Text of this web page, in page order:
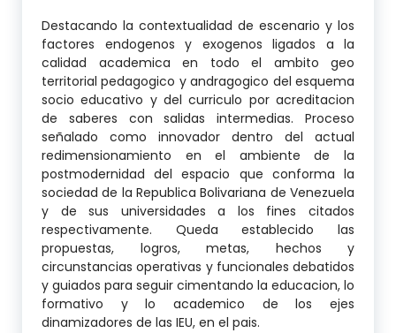
Destacando la contextualidad de escenario y los
factores endogenos y exogenos ligados a la
calidad academica en todo el ambito geo
territorial pedagogico y andragogico del esquema
socio educativo y del curriculo por acreditacion
de saberes con salidas intermedias. Proceso
señalado como innovador dentro del actual
redimensionamiento en el ambiente de la
postmodernidad del espacio que conforma la
sociedad de la Republica Bolivariana de Venezuela
y de sus universidades a los fines citados
respectivamente. Queda establecido las
propuestas, logros, metas, hechos y
circunstancias operativas y funcionales debatidos
y guiados para seguir cimentando la educacion, lo
formativo y lo academico de los ejes
dinamizadores de las IEU, en el pais.